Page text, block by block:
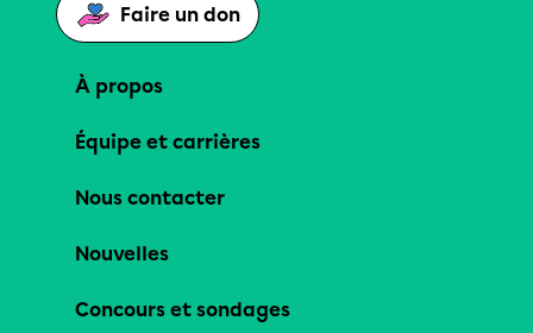
Faire un don
À propos
Équipe et carrières
Nous contacter
Nouvelles
Concours et sondages